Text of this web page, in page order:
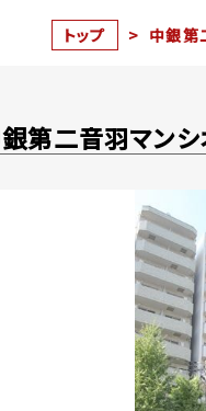
トップ > 中銀第
第二音羽マンシ